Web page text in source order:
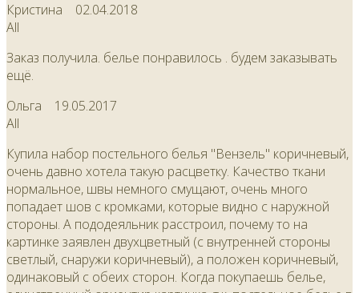
Кристина 02.04.2018
All
Заказ получила. белье понравилось . будем заказывать
ещё.
Ольга 19.05.2017
All
Купила набор постельного белья "Вензель" коричневый,
очень давно хотела такую расцветку. Качество ткани
нормальное, швы немного смущают, очень много
попадает шов с кромками, которые видно с наружной
стороны. А пододеяльник расстроил, почему то на
картинке заявлен двухцветный (с внутренней стороны
светлый, снаружи коричневый), а положен коричневый,
одинаковый с обеих сторон. Когда покупаешь белье,